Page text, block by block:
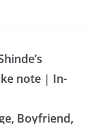
note | In-
Boyfriend,